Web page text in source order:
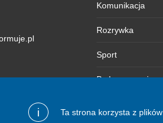
i Ta strona korzysta z plików
Komunikacja
Rozrywka
Sport
Bydgoszczanie